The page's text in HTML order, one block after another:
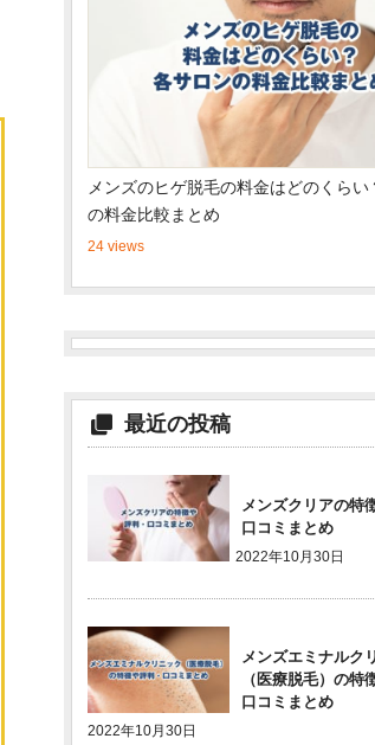
メンズのヒゲ脱毛の料金はどのくらい
の料金比較まとめ
24 views
最近の投稿
メンズクリアの特
口コミまとめ
2022年10月30日
メンズエミナルク
（医療脱毛）の特
口コミまとめ
2022年10月30日